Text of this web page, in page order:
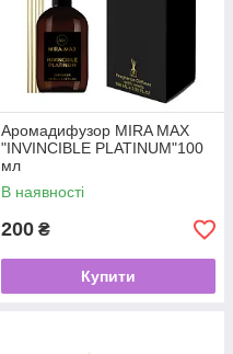
Аромадифузор MIRA MAX
"INVINCIBLE PLATINUM"100
мл
В наявності
200 ₴
Купити